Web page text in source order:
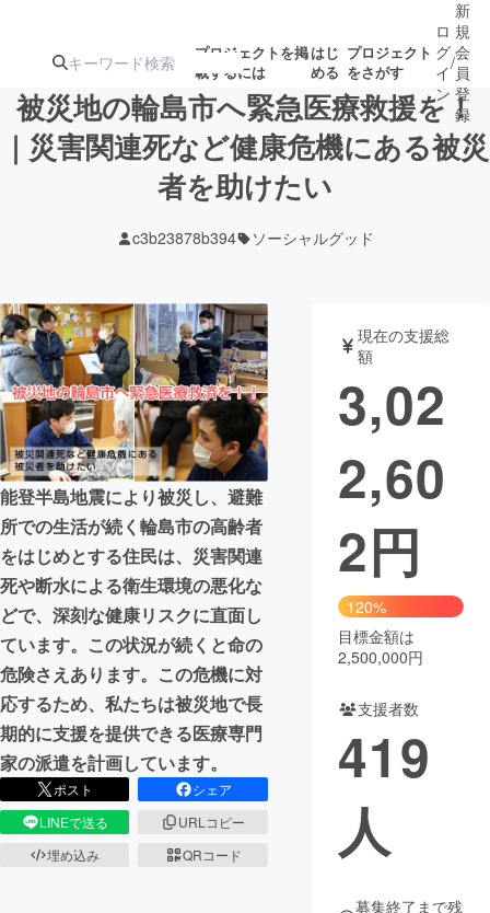
プロジェクトを掲
載するには
はじ
める
プロジェクト
をさがす
注目の新着プロ
ジェクト
募集終了が近いプ
テクノロジー・ガジェット
映像・映画 書籍・雑誌
ビジネス・起業 チャレンジ
まちづくり・地域活性化
CAMPFIRE for Social Good
CAMPFIRE Creation
CAMPFIREふるさと納税 machi-ya コミュニティ
ロ
グ
イ
ン
/
新
規
会
員
登
録
被災地の輪島市へ緊急医療救援を！
｜災害関連死など健康危機にある被災
者を助けたい
c3b23878b394 ソーシャルグッド
能登半島地震により被災し、避難
所での生活が続く輪島市の高齢者
をはじめとする住民は、災害関連
死や断水による衛生環境の悪化な
どで、深刻な健康リスクに直面し
ています。この状況が続くと命の
危険さえあります。この危機に対
応するため、私たちは被災地で長
期的に支援を提供できる医療専門
家の派遣を計画しています。
ポスト
シェア
LINEで送る
URLコピー
埋め込み
QRコード
現在の支援総
額
3,02
2,60
2円
120%
目標金額は
2,500,000円
支援者数
419
人
募集終了まで残